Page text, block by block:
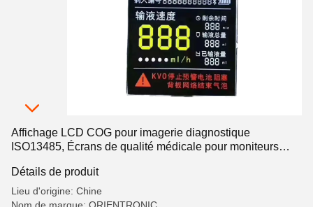
Affichage LCD COG pour imagerie diagnostique
ISO13485, Écrans de qualité médicale pour moniteurs
Détails de produit
Lieu d'origine: Chine